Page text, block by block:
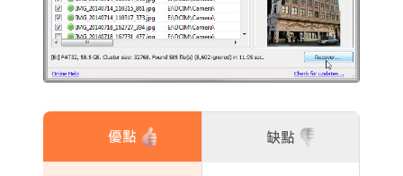
優點 缺點